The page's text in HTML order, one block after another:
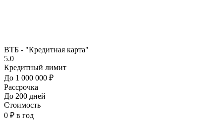
ВТБ - "Кредитная карта"
5.0
Кредитный лимит
До 1 000 000 ₽
Рассрочка
До 200 дней
Стоимость
0 ₽ в год